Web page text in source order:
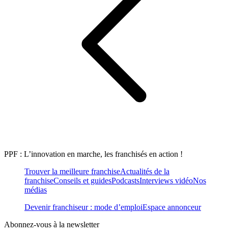
PPF : L’innovation en marche, les franchisés en action !
Trouver la meilleure franchiseActualités de la
franchiseConseils et guidesPodcastsInterviews vidéoNos
médias
Devenir franchiseur : mode d’emploiEspace annonceur
Abonnez-vous à la newsletter